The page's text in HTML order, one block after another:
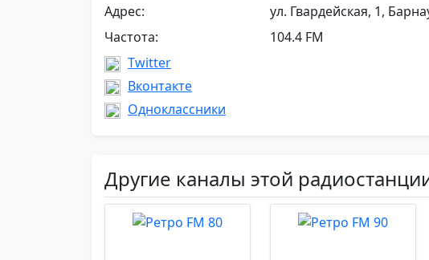
Адрес:
ул. Гвардейская, 1,
Частота:
104.4 FM
Twitter
Вконтакте
Одноклассники
Другие каналы этой